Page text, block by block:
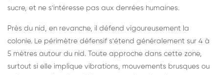
sucre, et ne s'intéresse pas aux denrées humaines.
Près du nid, en revanche, il défend vigoureusement la
colonie. Le périmètre défensif s'étend généralement sur 4 à
5 mètres autour du nid. Toute approche dans cette zone,
surtout si elle implique vibrations, mouvements brusques ou